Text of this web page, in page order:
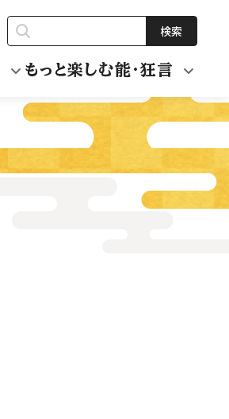
検索
もっと楽しむ能・狂言